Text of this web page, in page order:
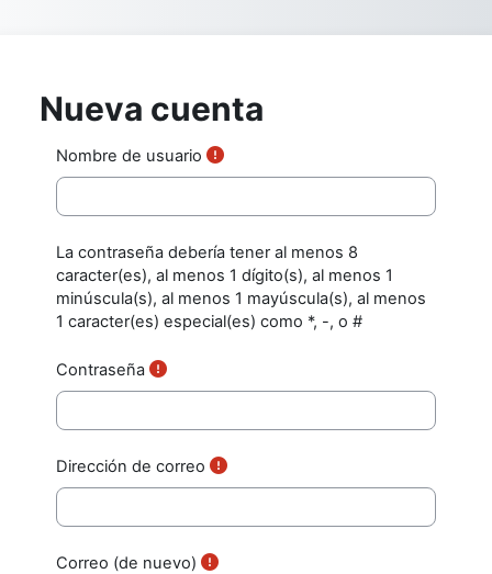
Nueva cuenta
Nombre de usuario
La contraseña debería tener al menos 8
caracter(es), al menos 1 dígito(s), al menos 1
minúscula(s), al menos 1 mayúscula(s), al menos
1 caracter(es) especial(es) como *, -, o #
Contraseña
Dirección de correo
Correo (de nuevo)